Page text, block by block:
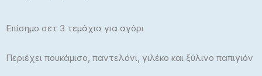
Επίσημο σετ 3 τεμάχια για αγόρι
Περιέχει πουκάμισο, παντελόνι, γιλέκο και ξύλινο παπιγιόν